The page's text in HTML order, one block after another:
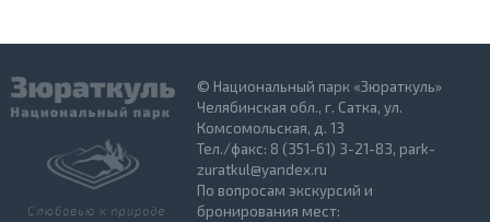
© Национальный парк «Зюраткуль»
Челябинская обл., г. Сатка, ул.
Комсомольская, д. 13
Тел./факс: 8 (351-61) 3-21-83, park-
zuratkul@yandex.ru
По вопросам экскурсий и
бронирования мест: